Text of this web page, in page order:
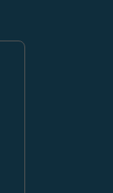
票價